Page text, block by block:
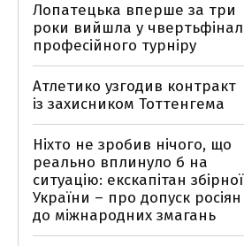
Лопатецька вперше за три
роки вийшла у чвертьфінал
професійного турніру
Атлетико узгодив контракт
із захисником Тоттенгема
Ніхто не зробив нічого, що
реально вплинуло б на
ситуацію: екскапітан збірної
України – про допуск росіян
до міжнародних змагань